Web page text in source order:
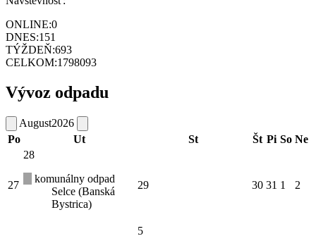
ONLINE:0
DNES:151
TÝŽDEŇ:693
CELKOM:1798093
Vývoz odpadu
August2026
Po
Ut St Št Pi So Ne
27
28
komunálny odpad
Selce (Banská
Bystrica)
29 30 31 1 2
5